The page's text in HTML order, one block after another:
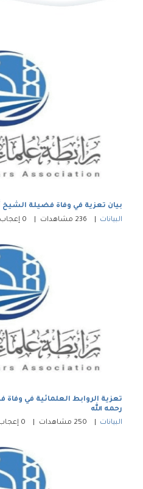
بيان تعزية في وفاة فضيلة الشيخ
البيانات
236 مشاهدات 0 إعجاب
تعزية الروابط العلمائية في وفاة
رحمه الله
البيانات
250 مشاهدات 0